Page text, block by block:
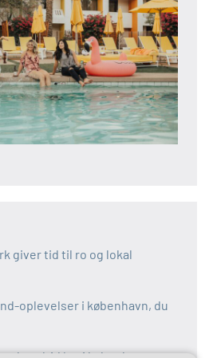
giver tid til ro og lokal
oplevelser i københavn, du